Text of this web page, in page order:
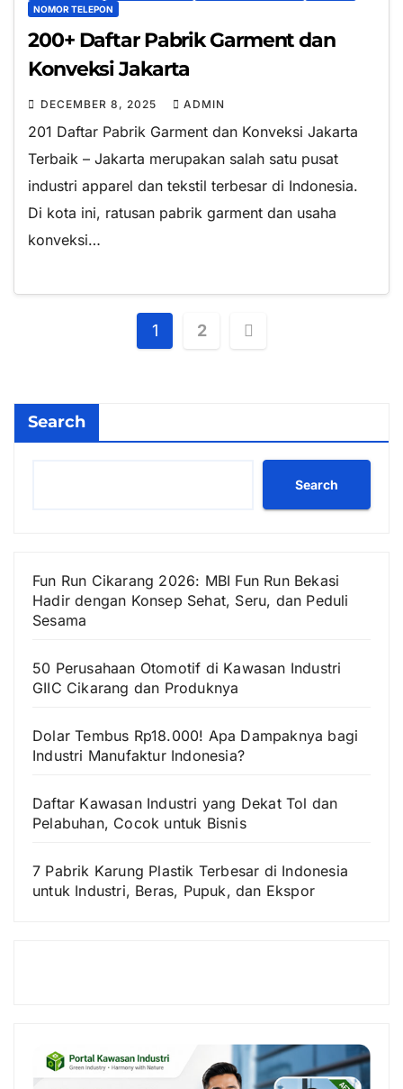
NOMOR TELEPON
200+ Daftar Pabrik Garment dan
Konveksi Jakarta
DECEMBER 8, 2025 ADMIN
201 Daftar Pabrik Garment dan Konveksi Jakarta
Terbaik – Jakarta merupakan salah satu pusat
industri apparel dan tekstil terbesar di Indonesia.
Di kota ini, ratusan pabrik garment dan usaha
konveksi…
Posts
1 2
Search
Search
Fun Run Cikarang 2026: MBI Fun Run Bekasi
Hadir dengan Konsep Sehat, Seru, dan Peduli
Sesama
50 Perusahaan Otomotif di Kawasan Industri
GIIC Cikarang dan Produknya
Dolar Tembus Rp18.000! Apa Dampaknya bagi
Industri Manufaktur Indonesia?
Daftar Kawasan Industri yang Dekat Tol dan
Pelabuhan, Cocok untuk Bisnis
7 Pabrik Karung Plastik Terbesar di Indonesia
untuk Industri, Beras, Pupuk, dan Ekspor